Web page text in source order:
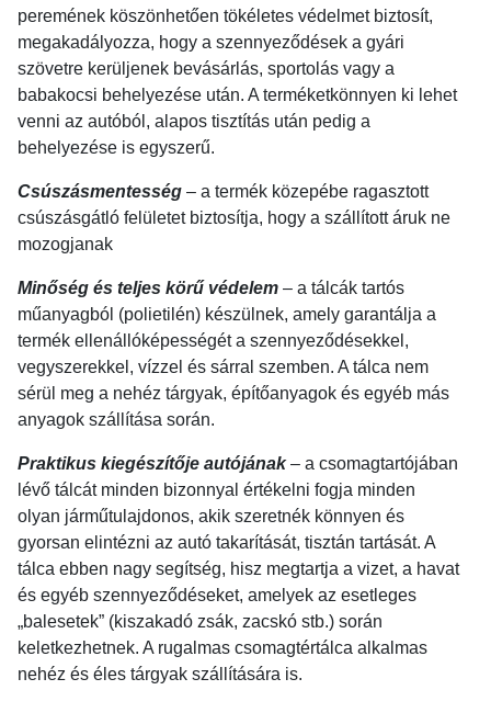
peremének köszönhetően tökéletes védelmet biztosít,
megakadályozza, hogy a szennyeződések a gyári
szövetre kerüljenek bevásárlás, sportolás vagy a
babakocsi behelyezése után. A terméketkönnyen ki lehet
venni az autóból, alapos tisztítás után pedig a
behelyezése is egyszerű.
Csúszásmentesség – a termék közepébe ragasztott
csúszásgátló felületet biztosítja, hogy a szállított áruk ne
mozogjanak
Minőség és teljes körű védelem – a tálcák tartós
műanyagból (polietilén) készülnek, amely garantálja a
termék ellenállóképességét a szennyeződésekkel,
vegyszerekkel, vízzel és sárral szemben. A tálca nem
sérül meg a nehéz tárgyak, építőanyagok és egyéb más
anyagok szállítása során.
Praktikus kiegészítője autójának– a csomagtartójában
lévő tálcát minden bizonnyal értékelni fogja minden
olyan járműtulajdonos, akik szeretnék könnyen és
gyorsan elintézni az autó takarítását, tisztán tartását. A
tálca ebben nagy segítség, hisz megtartja a vizet, a havat
és egyéb szennyeződéseket, amelyek az esetleges
„balesetek” (kiszakadó zsák, zacskó stb.) során
keletkezhetnek. A rugalmas csomagtértálca alkalmas
nehéz és éles tárgyak szállítására is.